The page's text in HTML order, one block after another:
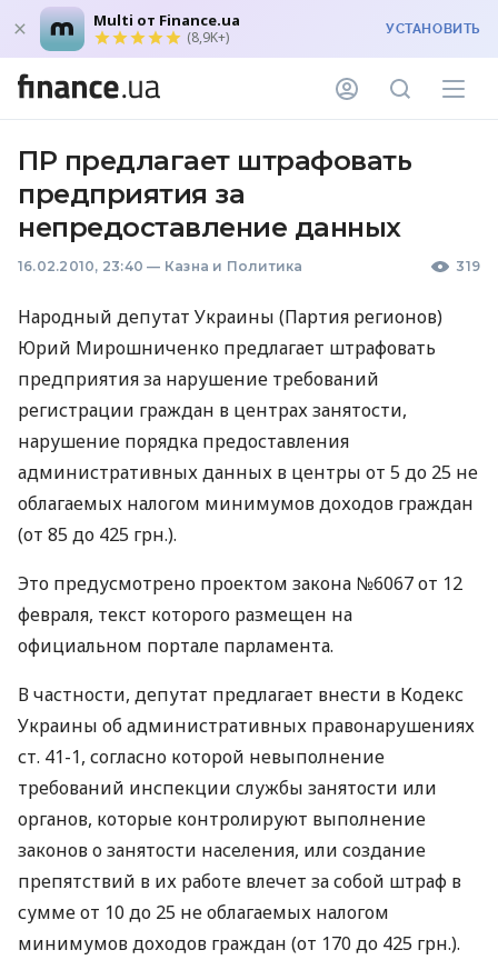
Multi от Finance.ua
(8,9K+) УСТАНОВИТЬ
ПР предлагает штрафовать
предприятия за
непредоставление данных
16.02.2010, 23:40 — Казна и Политика 319
Народный депутат Украины (Партия регионов)
Юрий Мирошниченко предлагает штрафовать
предприятия за нарушение требований
регистрации граждан в центрах занятости,
нарушение порядка предоставления
административных данных в центры от 5 до 25 не
облагаемых налогом минимумов доходов граждан
(от 85 до 425 грн.).
Это предусмотрено проектом закона №6067 от 12
февраля, текст которого размещен на
официальном портале парламента.
В частности, депутат предлагает внести в Кодекс
Украины об административных правонарушениях
ст. 41-1, согласно которой невыполнение
требований инспекции службы занятости или
органов, которые контролируют выполнение
законов о занятости населения, или создание
препятствий в их работе влечет за собой штраф в
сумме от 10 до 25 не облагаемых налогом
минимумов доходов граждан (от 170 до 425 грн.).